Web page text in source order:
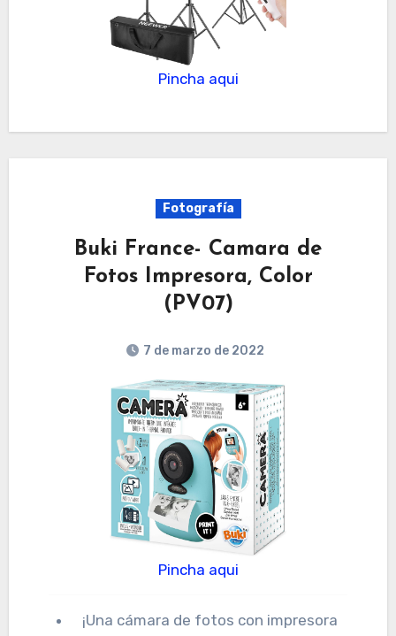
Pincha aqui
Fotografía
Buki France- Camara de
Fotos Impresora, Color
(PV07)
7 de marzo de 2022
Pincha aqui
¡Una cámara de fotos con impresora